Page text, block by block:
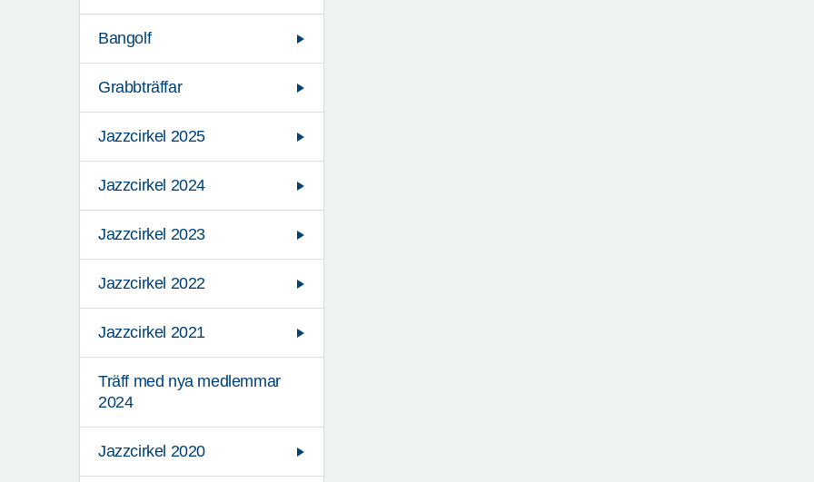
Bangolf
Grabbträffar
Jazzcirkel 2025
Jazzcirkel 2024
Jazzcirkel 2023
Jazzcirkel 2022
Jazzcirkel 2021
Träff med nya medlemmar
2024
Jazzcirkel 2020